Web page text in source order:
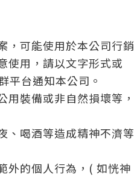
，可能使用於本公司行銷
使用，請以文字形式或
平台通知本公司。
用裝備或非自然損壞等，
、喝酒等造成精神不濟等
外的個人行為，( 如恍神